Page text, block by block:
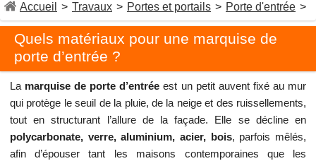
Accueil > Travaux > Portes et portails > Porte d'entrée >
Quels matériaux pour une marquise de
porte d’entrée ?
La marquise de porte d’entrée est un petit auvent fixé au mur
qui protège le seuil de la pluie, de la neige et des ruissellements,
tout en structurant l’allure de la façade. Elle se décline en
polycarbonate, verre, aluminium, acier, bois, parfois mêlés,
afin d’épouser tant les maisons contemporaines que les